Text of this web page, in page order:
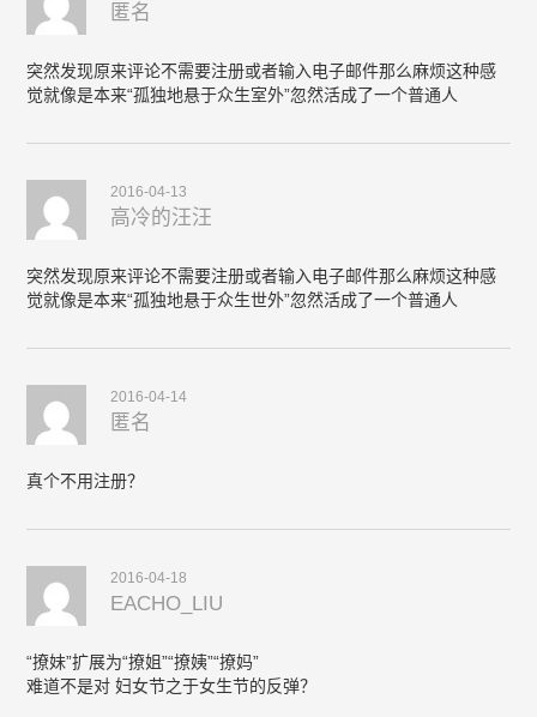
匿名
突然发现原来评论不需要注册或者输入电子邮件那么麻烦这种感
觉就像是本来“孤独地悬于众生室外”忽然活成了一个普通人
2016-04-13
高冷的汪汪
突然发现原来评论不需要注册或者输入电子邮件那么麻烦这种感
觉就像是本来“孤独地悬于众生世外”忽然活成了一个普通人
2016-04-14
匿名
真个不用注册？
2016-04-18
EACHO_LIU
“撩妹”扩展为“撩姐”“撩姨”“撩妈”
难道不是对 妇女节之于女生节的反弹？